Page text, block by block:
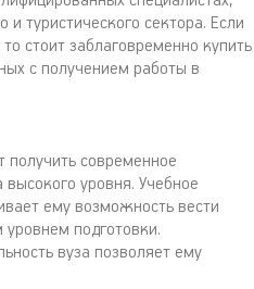
туристического сектора. Если
стоит заблаговременно купить
с получением работы в
получить современное
уровня. Учебное
ему возможность вести
подготовки.
вуза позволяет ему